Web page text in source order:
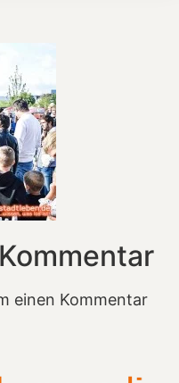
einen Kommentar